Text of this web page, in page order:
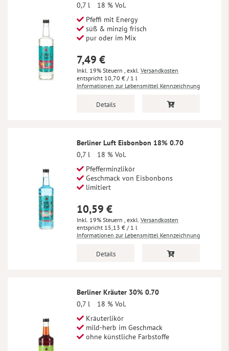
0,7 l
18 % Vol.
Pfeffi mit Energy
süß & minzig frisch
pur oder im Mix
7,49 €
Inkl. 19% Steuern , exkl. Versandkosten
10,70 € / 1 l
Informationen zur Lebensmittel Kennzeichnung
Details
Berliner Luft Eisbonbon 18% 0.70
0,7 l
18 % Vol.
Pfefferminzlikör
Geschmack von Eisbonbons
limitiert
10,59 €
Inkl. 19% Steuern , exkl. Versandkosten
15,13 € / 1 l
Informationen zur Lebensmittel Kennzeichnung
Details
Berliner Kräuter 30% 0.70
0,7 l
18 % Vol.
Kräuterlikör
mild-herb im Geschmack
ohne künstliche Farbstoffe